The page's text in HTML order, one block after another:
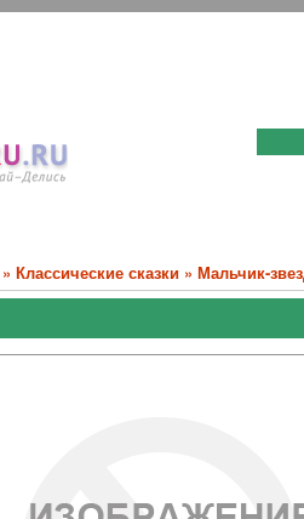
» Классические сказки» Мальчик-